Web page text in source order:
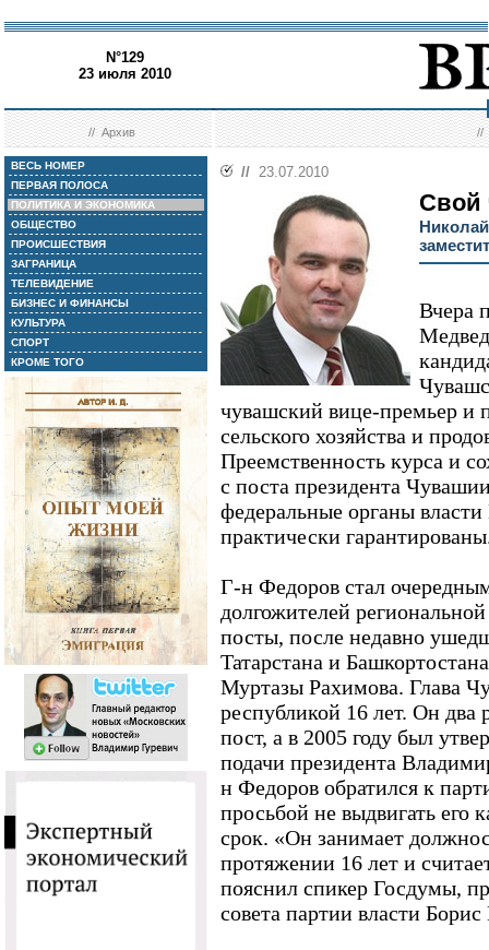
N°129
23 июля 2010
//Архив //
ВЕСЬ НОМЕР
ПЕРВАЯ ПОЛОСА
ПОЛИТИКА И ЭКОНОМИКА
ОБЩЕСТВО
ПРОИСШЕСТВИЯ
ЗАГРАНИЦА
ТЕЛЕВИДЕНИЕ
БИЗНЕС И ФИНАНСЫ
КУЛЬТУРА
СПОРТ
КРОМЕ ТОГО
// 23.07.2010
Свой
Вчера
чувашский вице-премьер и
сельского хозяйства и
Преемственность курса и
с поста президента
федеральные органы
практически
Г-н Федоров стал
долгожителей
посты, после недавно
Татарстана и
Муртазы Рахимова. Глава
республикой 16 лет. Он два
пост, а в 2005 году был
подачи президента
н Федоров обратился к
просьбой не выдвигать его
срок. «Он занимает
протяжении 16 лет и
пояснил спикер Госдумы,
совета партии власти